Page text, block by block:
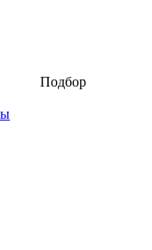
Подбор